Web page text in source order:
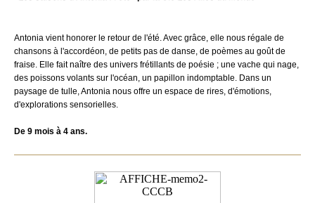
Antonia vient honorer le retour de l'été. Avec grâce, elle nous régale de
chansons à l'accordéon, de petits pas de danse, de poèmes au goût de
fraise. Elle fait naître des univers frétillants de poésie ; une vache qui nage,
des poissons volants sur l'océan, un papillon indomptable. Dans un
paysage de tulle, Antonia nous offre un espace de rires, d'émotions,
d'explorations sensorielles.
De 9 mois à 4 ans.